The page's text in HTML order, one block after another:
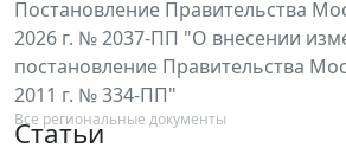
Постановление Правительства
2026 г. № 2037-ПП "О внесении
постановление Правительства
2011 г. № 334-ПП"
Все региональные документы
Статьи